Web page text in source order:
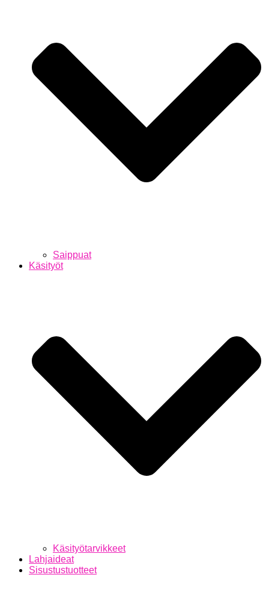
Saippuat
Käsityöt
Käsityötarvikkeet
Lahjaideat
Sisustustuotteet